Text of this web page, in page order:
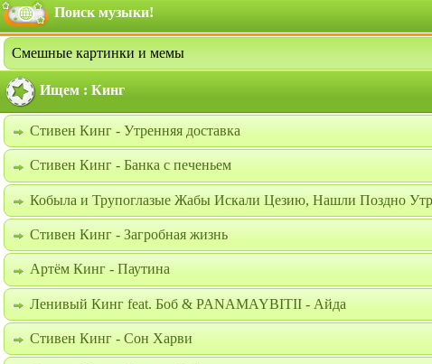
Поиск музыки!
Смешные картинки и мемы
Ищем : Кинг
Стивен Кинг - Утренняя доставка
Стивен Кинг - Банка с печеньем
Кобыла и Трупоглазые Жабы Искали Цезию, Нашли Поздно
Стивен Кинг - Загробная жизнь
Артём Кинг - Паутина
Ленивый Кинг feat. Боб & PANAMAYBITII - Айда
Стивен Кинг - Сон Харви